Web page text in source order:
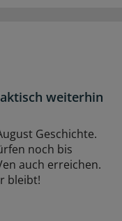
weiterhin
Geschichte.
noch bis
auch erreichen.
bleibt!